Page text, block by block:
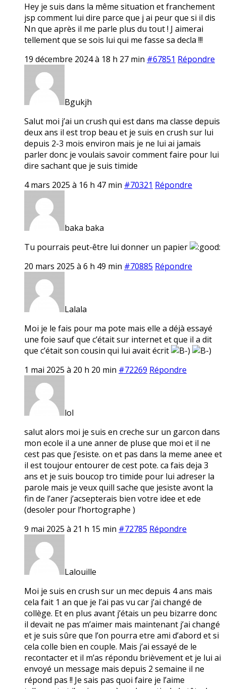
Hey je suis dans la même situation et franchement
jsp comment lui dire parce que j ai peur que si il dis
Nn que après il me parle plus du tout ! J aimerai
tellement que se sois lui qui me fasse sa decla !!!
19 décembre 2024 à 18 h 27 min #67851 Répondre
Bgukjh
Salut moi j’ai un crush qui est dans ma classe depuis
deux ans il est trop beau et je suis en crush sur lui
depuis 2-3 mois environ mais je ne lui ai jamais
parler donc je voulais savoir comment faire pour lui
dire sachant que je suis timide
4 mars 2025 à 16 h 47 min #70321 Répondre
baka baka
Tu pourrais peut-être lui donner un papier
20 mars 2025 à 6 h 49 min #70885 Répondre
Lalala
Moi je le fais pour ma pote mais elle a déjà essayé
une foie sauf que c’était sur internet et que il a dit
que c’était son cousin qui lui avait écrit
1 mai 2025 à 20 h 20 min #72269 Répondre
lol
salut alors moi je suis en creche sur un garcon dans
mon ecole il a une anner de pluse que moi et il ne
cest pas que j’esiste. on et pas dans la meme anee et
il est toujour entourer de cest pote. ca fais deja 3
ans et je suis boucop tro timide pour lui adreser la
parole mais je veux quill sache que jesiste avont la
fin de l’aner j’acsepterais bien votre idee et ede
(desoler pour l’hortographe )
9 mai 2025 à 21 h 15 min #72785 Répondre
Lalouille
Moi je suis en crush sur un mec depuis 4 ans mais
cela fait 1 an que je l’ai pas vu car j’ai changé de
collège. Et en plus avant j’étais un peu bizarre donc
il devait ne pas m’aimer mais maintenant j’ai changé
et je suis sûre que l’on pourra etre ami d’abord et si
cela colle bien en couple. Mais j’ai essayé de le
recontacter et il m’as répondu brièvement et je lui ai
envoyé un message mais depuis 2 semaine il ne
répond pas !! Je sais pas quoi faire je l’aime